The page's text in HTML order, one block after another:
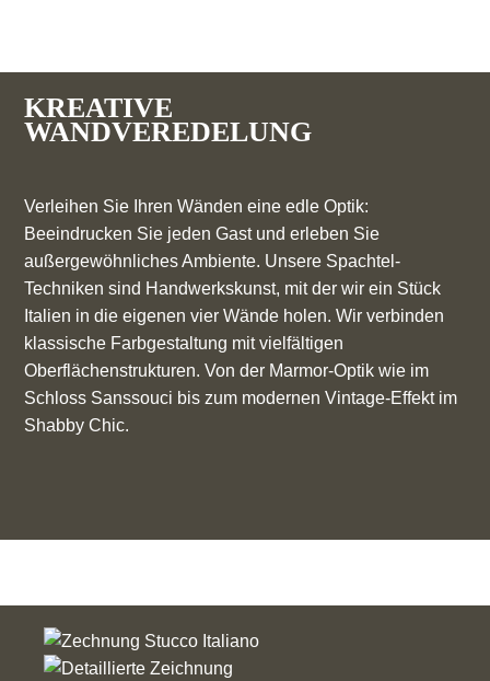
KREATIVE
WANDVEREDELUNG
Verleihen Sie Ihren Wänden eine edle Optik:
Beeindrucken Sie jeden Gast und erleben Sie
außergewöhnliches Ambiente. Unsere Spachtel-
Techniken sind Handwerkskunst, mit der wir ein Stück
Italien in die eigenen vier Wände holen. Wir verbinden
klassische Farbgestaltung mit vielfältigen
Oberflächenstrukturen. Von der Marmor-Optik wie im
Schloss Sanssouci bis zum modernen Vintage-Effekt im
Shabby Chic.